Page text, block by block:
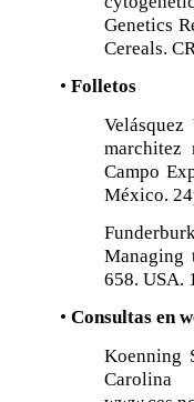
Genetics
Cereals.
• Folletos
marchitez
Campo
México.
Managing
658. USA.
• Consultas en
Koenning